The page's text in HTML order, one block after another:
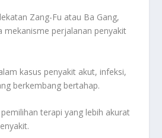
Zang-Fu atau Ba Gang,
mekanisme perjalanan penyakit
kasus penyakit akut, infeksi,
berkembang bertahap.
terapi yang lebih akurat